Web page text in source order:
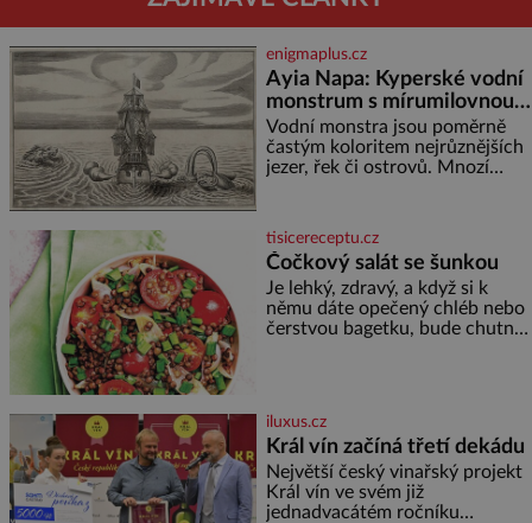
enigmaplus.cz
Ayia Napa: Kyperské vodní
monstrum s mírumilovnou
povahou
Vodní monstra jsou poměrně
častým koloritem nejrůznějších
jezer, řek či ostrovů. Mnozí
přitáhnout k němu pozornost
záhadám nakloněných turi
tisicereceptu.cz
Čočkový salát se šunkou
Je lehký, zdravý, a když si k
němu dáte opečený chléb nebo
čerstvou bagetku, bude chutnat
iluxus.cz
Král vín začíná třetí dekádu
Největší český vinařský projekt
Král vín ve svém již
jednadvacátém ročníku